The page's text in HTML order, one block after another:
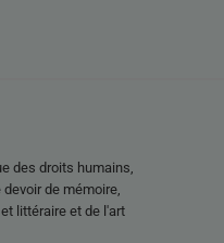
des droits humains,
de mémoire,
littéraire et de l'art